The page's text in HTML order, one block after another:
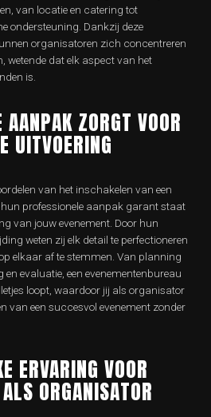
van locatie en catering tot
ondersteuning. Dankzij deze
organisatoren zich concentreren
wetende dat elk aspect van het
is.
AANPAK ZORGT VOOR
UITVOERING
van het inschakelen van een
professionele aanpak garant staat
van jouw evenement. Door hun
weten zij elk detail te perfectioneren
elkaar af te stemmen. Van planning
evaluatie, een evenementenbureau
loopt, waardoor jij als organisator
van een succesvol evenement zonder
ERVARING VOOR
ORGANISATOR